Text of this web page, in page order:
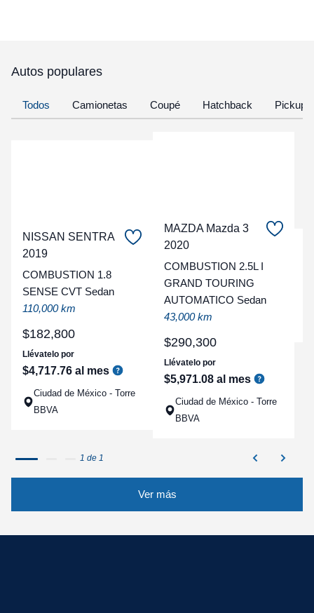
Autos populares
Todos Camionetas Coupé Hatchback Pickup
NISSAN SENTRA
2019
COMBUSTION 1.8
SENSE CVT Sedan
110,000 km
$182,800
Llévatelo por
$4,717.76 al mes
Ciudad de México - Torre
BBVA
MAZDA Mazda 3
2020
COMBUSTION 2.5L I
GRAND TOURING
AUTOMATICO Sedan
43,000 km
$290,300
Llévatelo por
$5,971.08 al mes
Ciudad de México - Torre
BBVA
1 de 1
Ver más